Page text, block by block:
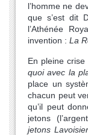
l’homme ne
que s’est dit
l’Athénée
invention : La
En pleine
quoi avec la
place un
chacun peut
qu’il peut
jetons
jetons Lavoisier